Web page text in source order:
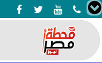
   